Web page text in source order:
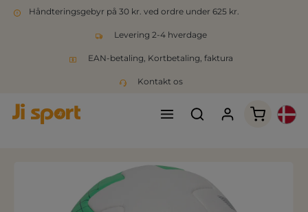
Håndteringsgebyr på 30 kr. ved ordre under 625 kr.
Levering 2-4 hverdage
EAN-betaling, Kortbetaling, faktura
Kontakt os
Spring over billedgalleri